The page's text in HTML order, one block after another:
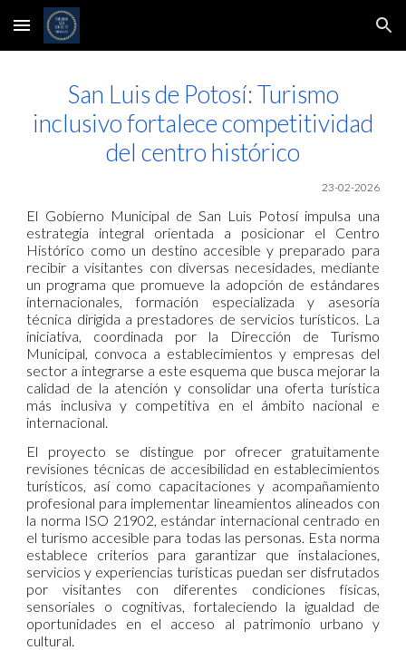
Skip to main content Skip to navigation
San Luis de Potosí: Turismo
inclusivo fortalece competitividad
del centro histórico
23-02-2026
El Gobierno Municipal de San Luis Potosí impulsa una
estrategia integral orientada a posicionar el Centro
Histórico como un destino accesible y preparado para
recibir a visitantes con diversas necesidades, mediante
un programa que promueve la adopción de estándares
internacionales, formación especializada y asesoría
técnica dirigida a prestadores de servicios turísticos. La
iniciativa, coordinada por la Dirección de Turismo
Municipal, convoca a establecimientos y empresas del
sector a integrarse a este esquema que busca mejorar la
calidad de la atención y consolidar una oferta turística
más inclusiva y competitiva en el ámbito nacional e
internacional.
El proyecto se distingue por ofrecer gratuitamente
revisiones técnicas de accesibilidad en establecimientos
turísticos, así como capacitaciones y acompañamiento
profesional para implementar lineamientos alineados con
la norma ISO 21902, estándar internacional centrado en
el turismo accesible para todas las personas. Esta norma
establece criterios para garantizar que instalaciones,
servicios y experiencias turísticas puedan ser disfrutados
por visitantes con diferentes condiciones físicas,
sensoriales o cognitivas, fortaleciendo la igualdad de
oportunidades en el acceso al patrimonio urbano y
cultural.